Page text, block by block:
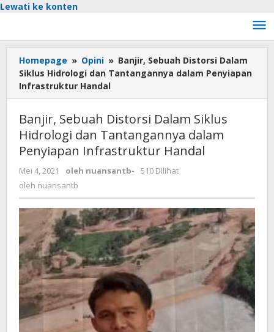
Lewati ke konten
Homepage » Opini » Banjir, Sebuah Distorsi Dalam
Siklus Hidrologi dan Tantangannya dalam Penyiapan
Infrastruktur Handal
Banjir, Sebuah Distorsi Dalam Siklus
Hidrologi dan Tantangannya dalam
Penyiapan Infrastruktur Handal
Mei 4, 2021 oleh nuansantb-
510 Dilihat
oleh nuansantb